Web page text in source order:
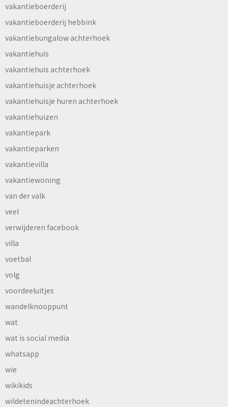
vakantieboerderij
vakantieboerderij hebbink
vakantiebungalow achterhoek
vakantiehuis
vakantiehuis achterhoek
vakantiehuisje achterhoek
vakantiehuisje huren achterhoek
vakantiehuizen
vakantiepark
vakantieparken
vakantievilla
vakantiewoning
van der valk
veel
verwijderen facebook
villa
voetbal
volg
voordeeluitjes
wandelknooppunt
wat
wat is social media
whatsapp
wie
wikikids
wildetenindeachterhoek